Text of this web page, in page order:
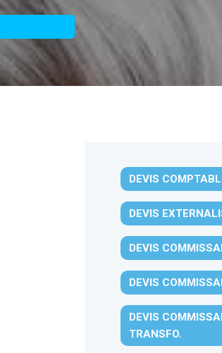
DEVIS
DEVIS
DEVIS
DEVIS
DEVIS
TRANSFO.